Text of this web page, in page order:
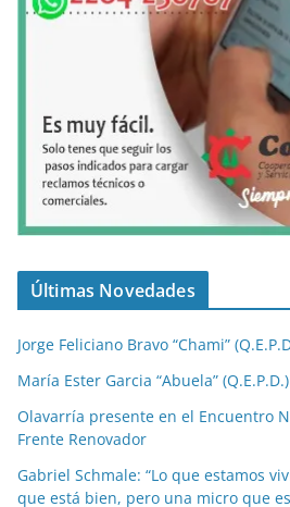
Últimas Novedades
Jorge Feliciano Bravo “Chami”
María Ester Garcia “Abuela” (Q.E.P.D.)
Olavarría presente en el Encuentro
Frente Renovador
Gabriel Schmale: “Lo que estamos
que está bien, pero una micro que